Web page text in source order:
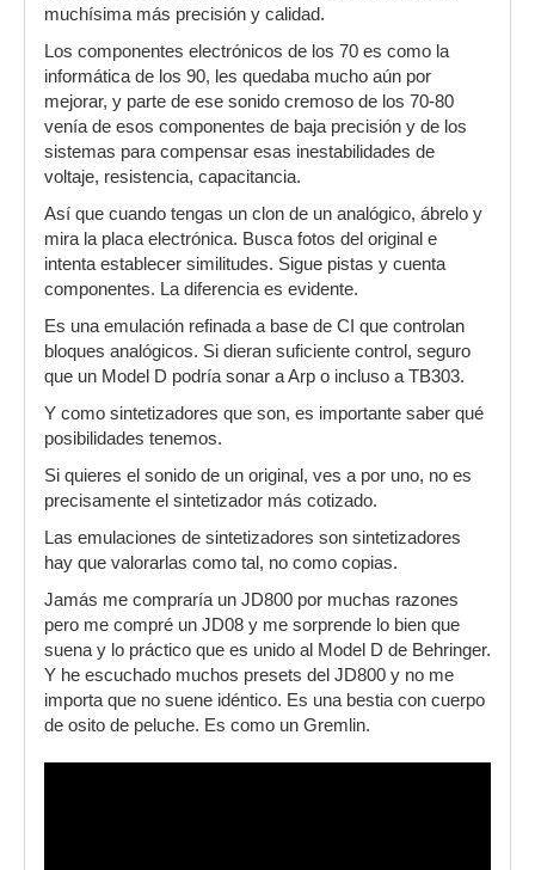
muchísima más precisión y calidad.
Los componentes electrónicos de los 70 es como la
informática de los 90, les quedaba mucho aún por
mejorar, y parte de ese sonido cremoso de los 70-80
venía de esos componentes de baja precisión y de los
sistemas para compensar esas inestabilidades de
voltaje, resistencia, capacitancia.
Así que cuando tengas un clon de un analógico, ábrelo y
mira la placa electrónica. Busca fotos del original e
intenta establecer similitudes. Sigue pistas y cuenta
componentes. La diferencia es evidente.
Es una emulación refinada a base de CI que controlan
bloques analógicos. Si dieran suficiente control, seguro
que un Model D podría sonar a Arp o incluso a TB303.
Y como sintetizadores que son, es importante saber qué
posibilidades tenemos.
Si quieres el sonido de un original, ves a por uno, no es
precisamente el sintetizador más cotizado.
Las emulaciones de sintetizadores son sintetizadores
hay que valorarlas como tal, no como copias.
Jamás me compraría un JD800 por muchas razones
pero me compré un JD08 y me sorprende lo bien que
suena y lo práctico que es unido al Model D de Behringer.
Y he escuchado muchos presets del JD800 y no me
importa que no suene idéntico. Es una bestia con cuerpo
de osito de peluche. Es como un Gremlin.